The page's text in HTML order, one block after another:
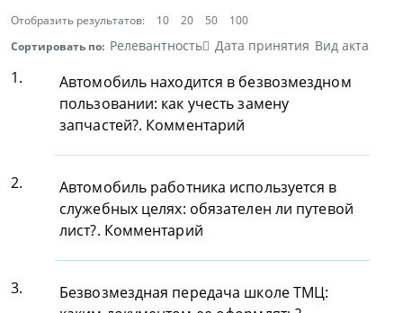
Отобразить результатов: 10 20 50
100
Сортировать по: Релевантность Дата принятия Вид акта
1.
Автомобиль находится в безвозмездном
пользовании: как учесть замену
запчастей?. Комментарий
2.
Автомобиль работника используется в
служебных целях: обязателен ли путевой
лист?. Комментарий
3.
Безвозмездная передача школе ТМЦ: